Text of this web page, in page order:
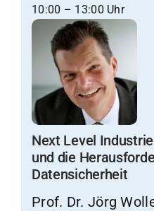
10:00 – 13:00 Uhr
Next Level
und die
Datensicherheit
Prof. Dr. Jörg